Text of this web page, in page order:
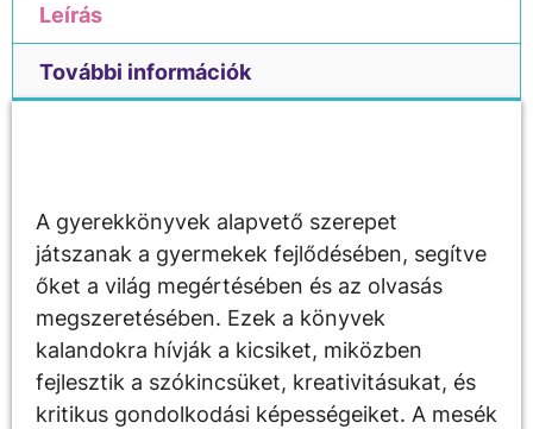
Leírás
További információk
A gyerekkönyvek alapvető szerepet
játszanak a gyermekek fejlődésében, segítve
őket a világ megértésében és az olvasás
megszeretésében. Ezek a könyvek
kalandokra hívják a kicsiket, miközben
fejlesztik a szókincsüket, kreativitásukat, és
kritikus gondolkodási képességeiket. A mesék